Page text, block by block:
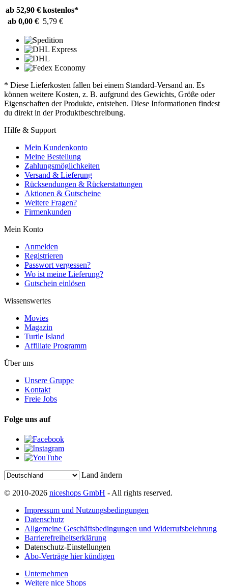
ab 52,90 € kostenlos*
ab 0,00 € 5,79 €
* Diese Lieferkosten fallen bei einem Standard-Versand an. Es
können weitere Kosten, z. B. aufgrund des Gewichts, Größe oder
Eigenschaften der Produkte, entstehen. Diese Informationen findest
du direkt in der Produktbeschreibung.
Hilfe & Support
Mein Kundenkonto
Meine Bestellung
Zahlungsmöglichkeiten
Versand & Lieferung
Rücksendungen & Rückerstattungen
Aktionen & Gutscheine
Weitere Fragen?
Firmenkunden
Mein Konto
Anmelden
Registrieren
Passwort vergessen?
Wo ist meine Lieferung?
Gutschein einlösen
Wissenswertes
Movies
Magazin
Turtle Island
Affiliate Programm
Über uns
Unsere Gruppe
Kontakt
Freie Jobs
Folge uns auf
Land ändern
© 2010-2026 niceshops GmbH - All rights reserved.
Impressum und Nutzungsbedingungen
Datenschutz
Allgemeine Geschäftsbedingungen und Widerrufsbelehrung
Barrierefreiheitserklärung
Datenschutz-Einstellungen
Abo-Verträge hier kündigen
Unternehmen
Weitere nice Shops